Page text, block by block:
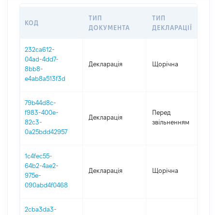
КОД
ТИП
ДОКУМЕНТА
ТИП
ДЕКЛАРАЦІЇ
232ca612-
04ad-4dd7-
8bb8-
e4ab8a513f3d
Декларація Щорічна
79b44d8c-
f983-400e-
82c3-
0a25bdd42957
Декларація
Перед
звільненням
1c4fec55-
64b2-4ae2-
975e-
090abd4f0468
Декларація Щорічна
2cba3da3-